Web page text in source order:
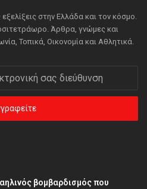
στην Ελλάδα και τον κόσμο.
Άρθρα, γνώμες και
Τοπικά, Οικονομία και Αθλητικά.
βομβαρδισμός που